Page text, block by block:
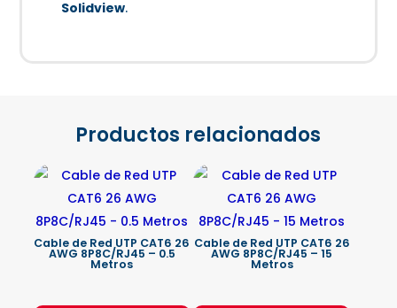
Solidview.
Productos relacionados
Cable de Red UTP CAT6 26
AWG 8P8C/RJ45 – 0.5
Metros
Cable de Red UTP CAT6 26
AWG 8P8C/RJ45 – 15
Metros